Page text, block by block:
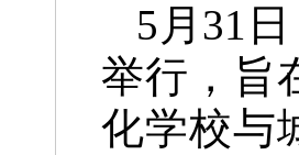
5月31
举行，旨
化学校与